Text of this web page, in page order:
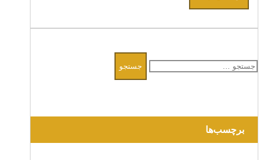
برای:
برچسب‌ها